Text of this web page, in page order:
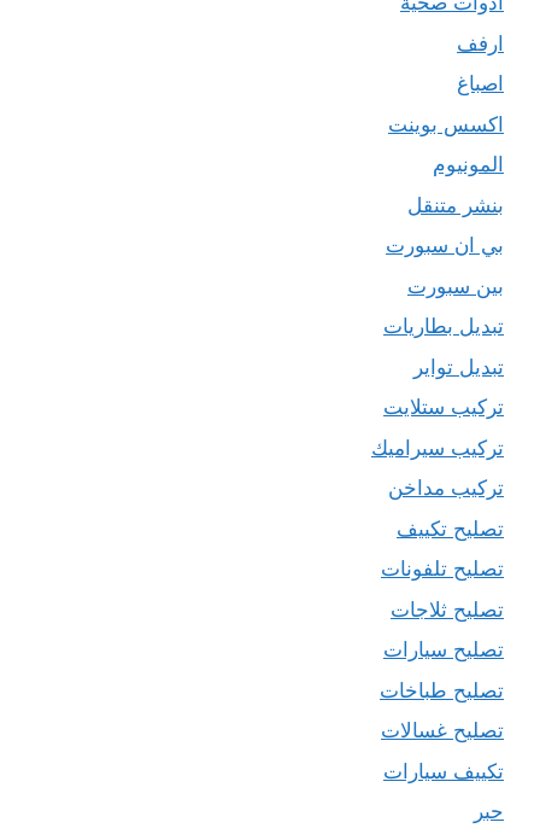
ارفف
اصباغ
اكسس بوينت
المونيوم
بنشر متنقل
بي ان سبورت
بين سبورت
تبديل بطاريات
تبديل تواير
تركيب ستلايت
تركيب سيراميك
تركيب مداخن
تصليح تكييف
تصليح تلفونات
تصليح ثلاجات
تصليح سيارات
تصليح طباخات
تصليح غسالات
تكييف سيارات
حبر